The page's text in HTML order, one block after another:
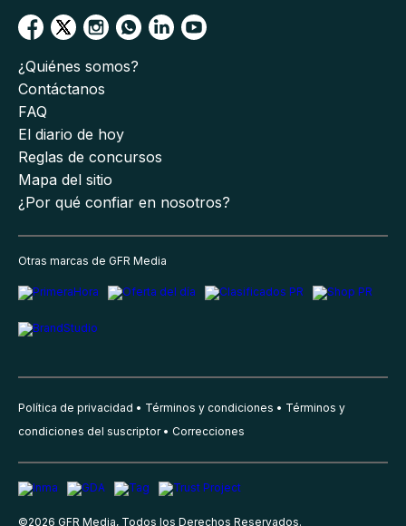
¿Quiénes somos?
Contáctanos
FAQ
El diario de hoy
Reglas de concursos
Mapa del sitio
¿Por qué confiar en nosotros?
Otras marcas de GFR Media
Política de privacidad Términos y condiciones
Términos y
condiciones del suscriptor
Correcciones
©2026 GFR Media, Todos los Derechos Reservados.